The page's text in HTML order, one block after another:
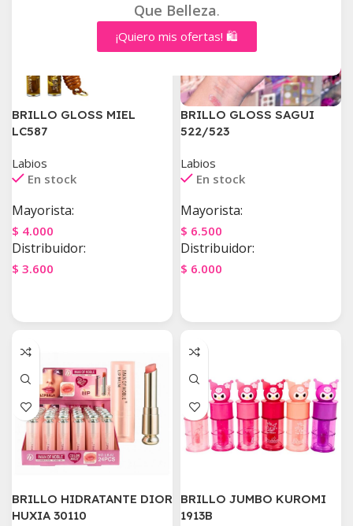
Que Belleza.
¡Quiero mis ofertas! 🛍️
BRILLO GLOSS MIEL
LC587
Labios
En stock
Mayorista:
$ 4.000
Distribuidor:
$ 3.600
BRILLO GLOSS SAGUI
522/523
Labios
En stock
Mayorista:
$ 6.500
Distribuidor:
$ 6.000
BRILLO HIDRATANTE DIOR
HUXIA 30110
BRILLO JUMBO KUROMI
1913B